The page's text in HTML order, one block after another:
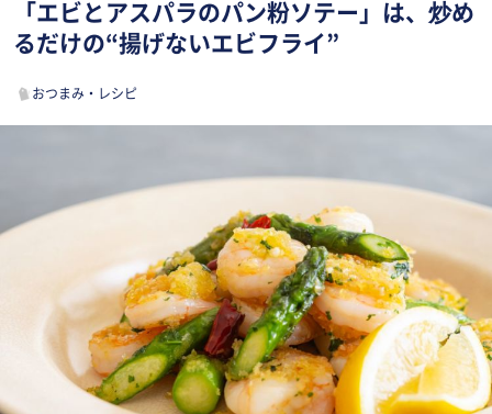
「エビとアスパラのパン粉ソテー」は、炒め
るだけの“揚げないエビフライ”
おつまみ・レシピ